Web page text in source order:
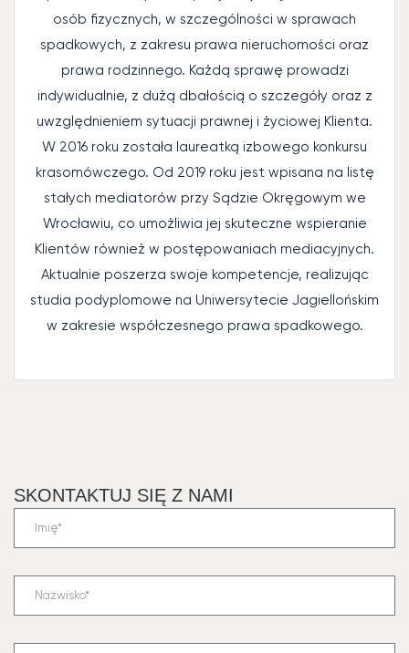
osób fizycznych, w szczególności w sprawach
spadkowych, z zakresu prawa nieruchomości oraz
prawa rodzinnego. Każdą sprawę prowadzi
indywidualnie, z dużą dbałością o szczegóły oraz z
uwzględnieniem sytuacji prawnej i życiowej Klienta.
W 2016 roku została laureatką izbowego konkursu
krasomówczego. Od 2019 roku jest wpisana na listę
stałych mediatorów przy Sądzie Okręgowym we
Wrocławiu, co umożliwia jej skuteczne wspieranie
Klientów również w postępowaniach mediacyjnych.
Aktualnie poszerza swoje kompetencje, realizując
studia podyplomowe na Uniwersytecie Jagiellońskim
w zakresie współczesnego prawa spadkowego.
SKONTAKTUJ SIĘ Z NAMI